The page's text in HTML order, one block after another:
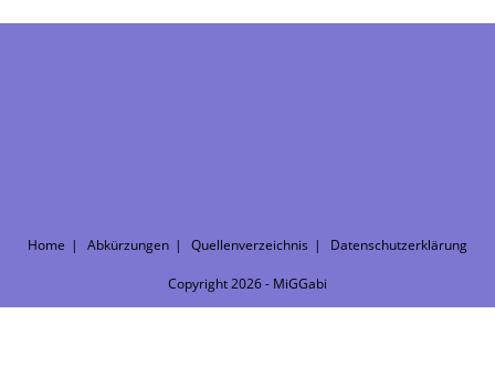
Home Abkürzungen Quellenverzeichnis Datenschutzerklärung
Copyright 2026 - MiGGabi